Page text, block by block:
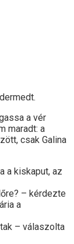
a vér
maradt: a
csak Galina
a kiskaput, az
– kérdezte
a
– válaszolta